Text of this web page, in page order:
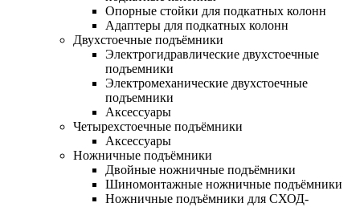
Опорные стойки для подкатных колонн
Адаптеры для подкатных колонн
Двухстоечные подъёмники
Электрогидравлические двухстоечные
подъемники
Электромеханические двухстоечные
подъемники
Аксессуары
Четырехстоечные подъёмники
Аксессуары
Ножничные подъёмники
Двойные ножничные подъёмники
Шиномонтажные ножничные подъёмники
Ножничные подъёмники для СХОД-